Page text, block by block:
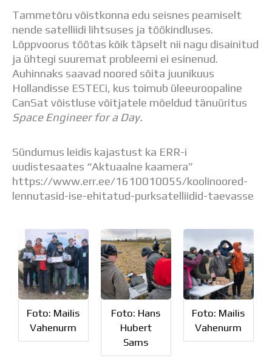
Virtuaaltuur
Õpilasesindus
Kontaktid
Tööpakkumised
Tammetõru võistkonna edu seisnes peamiselt
nende satelliidi lihtsuses ja töökindluses.
Lõppvoorus töötas kõik täpselt nii nagu disainitud
ja ühtegi suuremat probleemi ei esinenud.
Auhinnaks saavad noored sõita juunikuus
Hollandisse ESTECi, kus toimub üleeuroopaline
CanSat võistluse võitjatele mõeldud tänuüritus
Space Engineer for a Day.
Sündumus leidis kajastust ka ERR-i
uudistesaates “Aktuaalne kaamera”
https://www.err.ee/1610010055/koolinoored-
lennutasid-ise-ehitatud-purksatelliidid-taevasse
Foto: Mailis
Vahenurm
Foto: Hans
Hubert
Sams
Foto: Mailis
Vahenurm